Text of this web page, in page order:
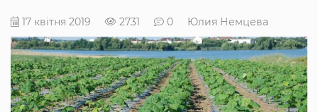
17 квітня 2019 2731 0 Юлия Немцева